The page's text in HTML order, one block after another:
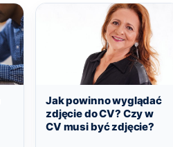
Jak powinno wyglądać
zdjęcie do CV? Czy w
CV musi być zdjęcie?